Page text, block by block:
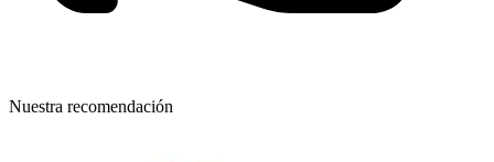
Nuestra recomendación